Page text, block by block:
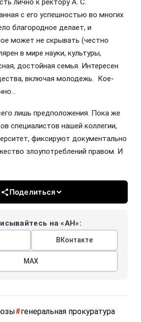
лично к ректору А. С.
с его успешностью во многих
благородное делает, и
может не скрывать (честно
в мире науки, культуры,
достойная семья. Интересен
включая молодежь. Кое-
лишь предположения. Пока же
специалистов нашей коллегии,
фиксируют документально
злоупотреблений правом. И
Поделиться
на «АН»:
ВКонтакте
МАХ
#генеральная прокуратура